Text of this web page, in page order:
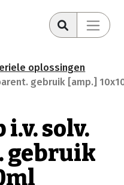
oplossingen
gebruik [amp.]
solv.
gebruik